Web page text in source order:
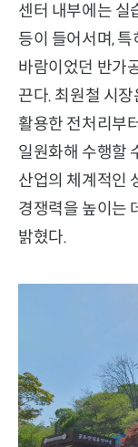
센터 내부에는 실
등이 들어서며,
바람이었던 반가
끈다. 최원철 시
활용한 전처리부
일원화해 수행할
산업의 체계적인
경쟁력을 높이는
밝혔다.